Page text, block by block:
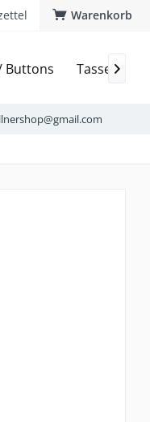
Warenkorb
Buttons Tassen &
